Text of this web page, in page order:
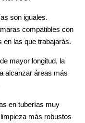
son iguales.
compatibles con
en las que trabajarás.
mayor longitud, la
alcanzar áreas más
en tuberías muy
más robustos